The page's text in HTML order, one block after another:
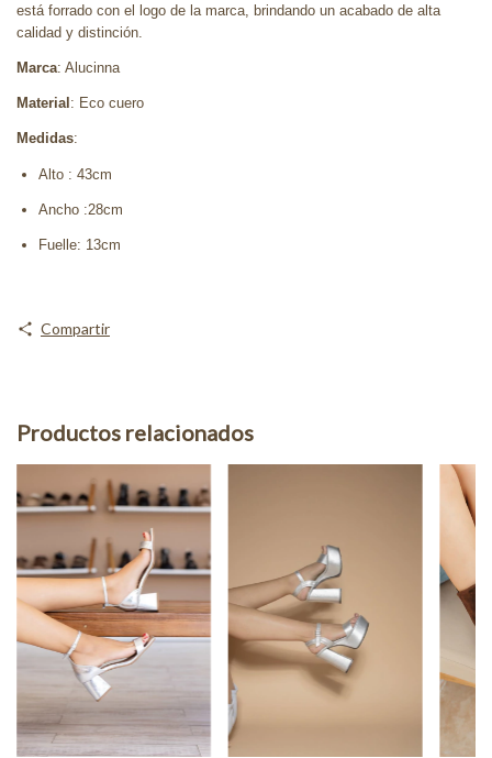
está forrado con el logo de la marca, brindando un acabado de alta
calidad y distinción.
Marca: Alucinna
Material: Eco cuero
Medidas:
Alto : 43cm
Ancho :28cm
Fuelle: 13cm
Compartir
Productos relacionados